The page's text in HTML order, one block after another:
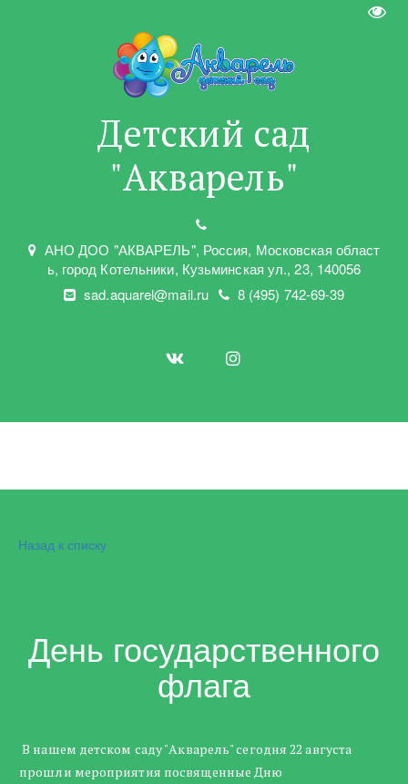
Детский сад
"Акварель"
АНО ДОО "АКВАРЕЛЬ", Россия, Московская област
ь, город Котельники, Кузьминская ул.,23, 140056
sad.aquarel@mail.ru
8 (495) 742-69-39
Назад к списку
День государственного
флага
В нашем детском саду "Акварель" сегодня 22 августа
прошли мероприятия посвященные Дню